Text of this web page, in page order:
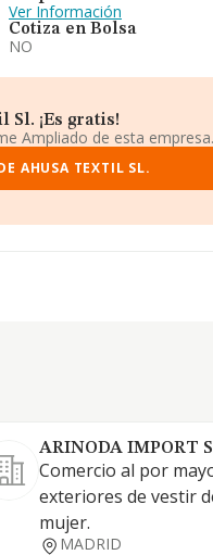
Ver Información
Cotiza en Bolsa
NO
¡Es gratis!
Ampliado de esta empresa.
AHUSA TEXTIL SL.
ARINODA IMPORT
Comercio al por
exteriores de vestir
mujer.
MADRID